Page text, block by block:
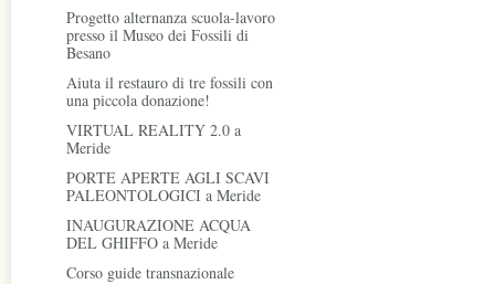
Progetto alternanza scuola-lavoro
presso il Museo dei Fossili di
Besano
Aiuta il restauro di tre fossili con
una piccola donazione!
VIRTUAL REALITY 2.0 a
Meride
PORTE APERTE AGLI SCAVI
PALEONTOLOGICI a Meride
INAUGURAZIONE ACQUA
DEL GHIFFO a Meride
Corso guide transnazionale